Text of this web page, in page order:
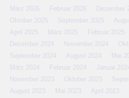
März 2026 Februar 2026 Dezember
Oktober 2025
September 2025
April 2025
März 2025 Februar 2025
Dezember 2024
November 2024
September 2024
August 2024 Mai
März 2024
Februar 2024 Januar
November 2023
Oktober 2023
August 2023
Mai 2023 April 2023